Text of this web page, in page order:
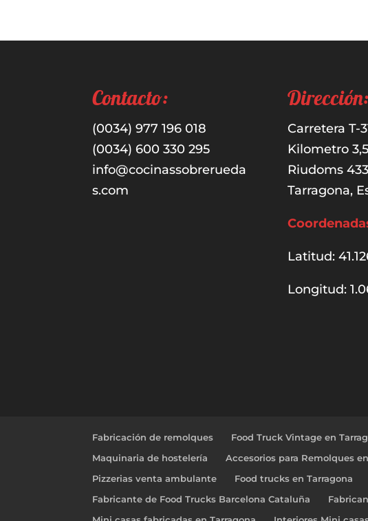
Contacto:
(0034) 977 196 018
(0034) 600 330 295
info@cocinassobrerueda
s.com
Dirección:
Carretera T-
Kilometro 3,5
Riudoms
Tarragona,
Latitud:
Longitud:
Fabricación de remolques Food Truck Vintage en
Maquinaria de hostelería
Accesorios para Remolques
Pizzerias venta ambulante
Food trucks en Tarragona
Fabricante de Food Trucks Barcelona Cataluña